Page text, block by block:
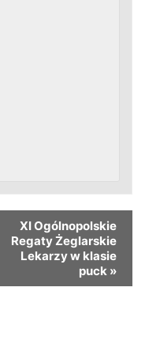
XI Ogólnopolskie
Regaty Żeglarskie
Lekarzy w klasie
puck »